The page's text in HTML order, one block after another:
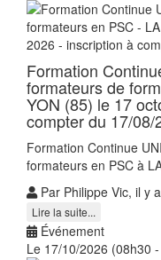
Formation
formateurs de
YON (85) le 17
compter du 17/08/
Formation Continue
formateurs en PSC à
Par Philippe Vic, il y
Lire la suite...
Événement
Le 17/10/2026 (08h30